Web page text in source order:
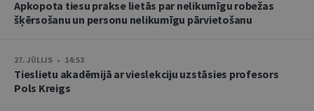
Apkopota tiesu prakse lietās par nelikumīgu robežas
šķērsošanu un personu nelikumīgu pārvietošanu
27. JŪLIJS • 14:53
Tieslietu akadēmijā ar vieslekciju uzstāsies profesors
Pols Kreigs